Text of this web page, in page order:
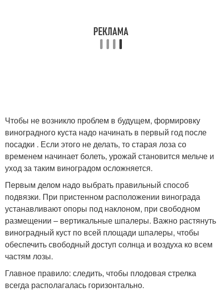
Чтобы не возникло проблем в будущем, формировку
виноградного куста надо начинать в первый год после
посадки . Если этого не делать, то старая лоза со
временем начинает болеть, урожай становится мельче и
уход за таким виноградом осложняется.
Первым делом надо выбрать правильный способ
подвязки. При пристенном расположении винограда
устанавливают опоры под наклоном, при свободном
размещении – вертикальные шпалеры. Важно растянуть
виноградный куст по всей площади шпалеры, чтобы
обеспечить свободный доступ солнца и воздуха ко всем
частям лозы.
Главное правило: следить, чтобы плодовая стрелка
всегда располагалась горизонтально.